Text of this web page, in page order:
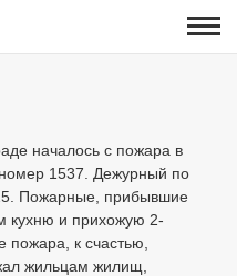
началось с пожара в
номер 1537. Дежурный по
Пожарные, прибывшие
кухню и прихожую 2-
пожара, к счастью,
жильцам жилищ,